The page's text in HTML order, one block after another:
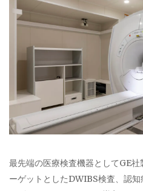
最先端の医療検査機器としてGE
ーゲットとしたDWIBS検査、認